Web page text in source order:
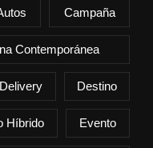
Campaña
Contemporánea
Delivery Destino
Híbrido Evento